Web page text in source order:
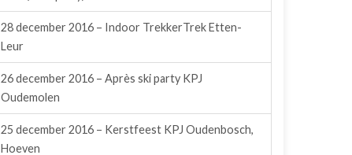
28 december 2016 – Indoor TrekkerTrek Etten-
Leur
26 december 2016 – Après ski party KPJ
Oudemolen
25 december 2016 – Kerstfeest KPJ Oudenbosch,
Hoeven